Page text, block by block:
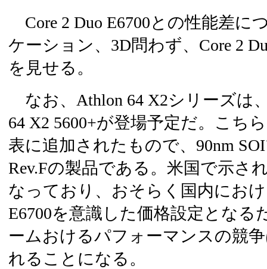
Core 2 Duo E6700との性能差に
ケーション、3D問わず、Core 2
を見せる。
なお、Athlon 64 X2シリーズは
64 X2 5600+が登場予定だ。こち
表に追加されたもので、90nm
Rev.Fの製品である。米国で示さ
なっており、おそらく国内におけ
E6700を意識した価格設定となる
ームおけるパフォーマンスの競
れることになる。